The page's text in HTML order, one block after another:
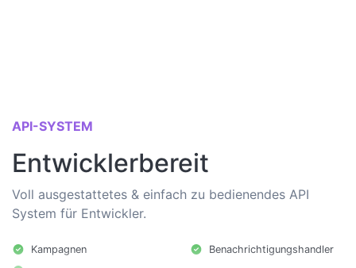
API-SYSTEM
Entwicklerbereit
Voll ausgestattetes & einfach zu bedienendes API
System für Entwickler.
Kampagnen Benachrichtigungshandler